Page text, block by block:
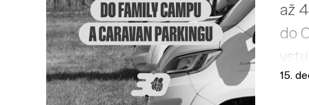
až
do
15.